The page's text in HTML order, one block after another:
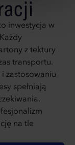
inwestycja w
z tektury
transportu.
zastosowaniu
spełniają
na tle